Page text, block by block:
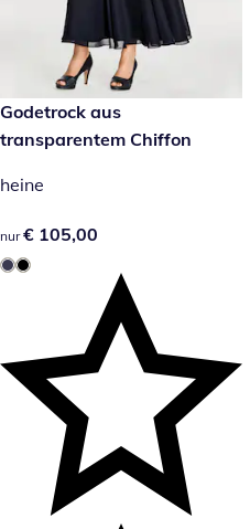
€ 105,00
Godetrock aus
transparentem Chiffon
heine
€ 105,00
nur € 105,00